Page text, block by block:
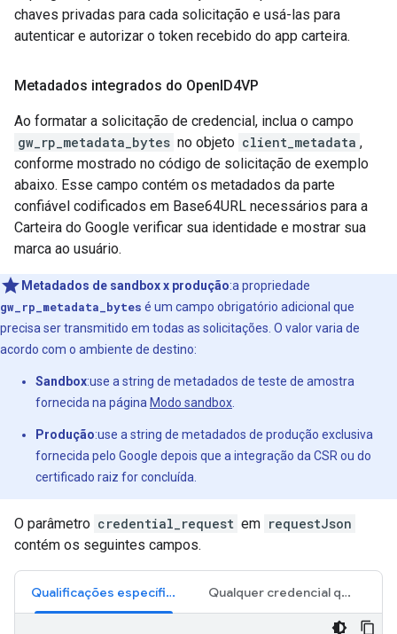
chaves privadas para cada solicitação e usá-las para
autenticar e autorizar o token recebido do app carteira.
Metadados integrados do OpenID4VP
Ao formatar a solicitação de credencial, inclua o campo
gw_rp_metadata_bytes no objeto client_metadata ,
conforme mostrado no código de solicitação de exemplo
abaixo. Esse campo contém os metadados da parte
confiável codificados em Base64URL necessários para a
Carteira do Google verificar sua identidade e mostrar sua
marca ao usuário.
Metadados de sandbox x produção:a propriedade
gw_rp_metadata_bytes é um campo obrigatório adicional que
precisa ser transmitido em todas as solicitações. O valor varia de
acordo com o ambiente de destino:
Sandbox:use a string de metadados de teste de amostra
fornecida na página Modo sandbox
Produção:use a string de metadados de produção exclusiva
fornecida pelo Google depois que a integração da CSR ou do
certificado raiz for concluída.
O parâmetro credential_request em requestJson
contém os seguintes campos.
Qualificações específicas Qualquer credencial qualificada